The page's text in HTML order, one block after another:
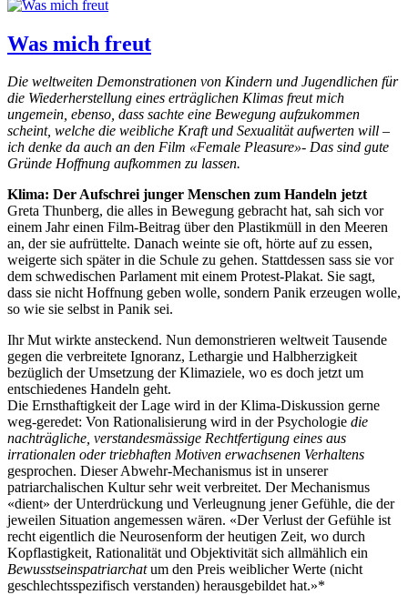
Was mich freut
Die weltweiten Demonstrationen von Kindern und Jugendlichen für
die Wiederherstellung eines erträglichen Klimas freut mich
ungemein, ebenso, dass sachte eine Bewegung aufzukommen
scheint, welche die weibliche Kraft und Sexualität aufwerten will –
ich denke da auch an den Film «Female Pleasure»- Das sind gute
Gründe Hoffnung aufkommen zu lassen.
Klima: Der Aufschrei junger Menschen zum Handeln jetzt
Greta Thunberg, die alles in Bewegung gebracht hat, sah sich vor
einem Jahr einen Film-Beitrag über den Plastikmüll in den Meeren
an, der sie aufrüttelte. Danach weinte sie oft, hörte auf zu essen,
weigerte sich später in die Schule zu gehen. Stattdessen sass sie vor
dem schwedischen Parlament mit einem Protest-Plakat. Sie sagt,
dass sie nicht Hoffnung geben wolle, sondern Panik erzeugen wolle,
so wie sie selbst in Panik sei.
Ihr Mut wirkte ansteckend. Nun demonstrieren weltweit Tausende
gegen die verbreitete Ignoranz, Lethargie und Halbherzigkeit
bezüglich der Umsetzung der Klimaziele, wo es doch jetzt um
entschiedenes Handeln geht.
Die Ernsthaftigkeit der Lage wird in der Klima-Diskussion gerne
weg-geredet: Von Rationalisierung wird in der Psychologie die
nachträgliche, verstandesmässige Rechtfertigung eines aus
irrationalen oder triebhaften Motiven erwachsenen Verhaltens
gesprochen. Dieser Abwehr-Mechanismus ist in unserer
patriarchalischen Kultur sehr weit verbreitet. Der Mechanismus
«dient» der Unterdrückung und Verleugnung jener Gefühle, die der
jeweilen Situation angemessen wären. «Der Verlust der Gefühle ist
recht eigentlich die Neurosenform der heutigen Zeit, wo durch
Kopflastigkeit, Rationalität und Objektivität sich allmählich ein
Bewusstseinspatriarchatum den Preis weiblicher Werte (nicht
geschlechtsspezifisch verstanden) herausgebildet hat.»*